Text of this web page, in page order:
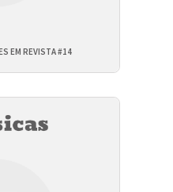
EM REVISTA #14